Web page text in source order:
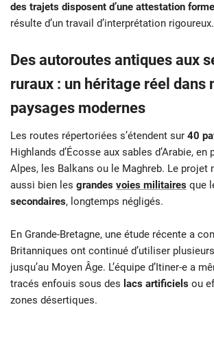
des trajets disposent d’une attestation
résulte d’un travail d’interprétation rigoureux.
Des autoroutes antiques aux
ruraux : un héritage réel dans
paysages modernes
Les routes répertoriées s’étendent sur 40
Highlands d’Écosse aux sables d’Arabie, en
Alpes, les Balkans ou le Maghreb. Le projet
aussi bien les grandes voies militaires que
secondaires, longtemps négligés.
En Grande-Bretagne, une étude récente a
Britanniques ont continué d’utiliser
jusqu’au Moyen Âge. L’équipe d’Itiner-e a
tracés enfouis sous des lacs artificiels ou
zones désertiques.